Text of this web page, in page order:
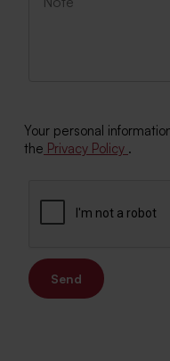
Your personal
the Privacy Policy .
Send